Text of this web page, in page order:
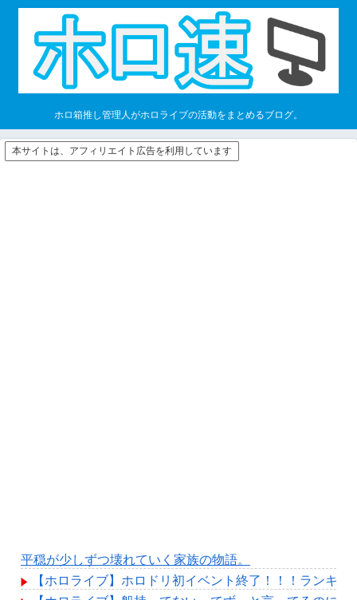
ホロ箱推し管理人がホロライブの活動をまとめるブログ。
本サイトは、アフィリエイト広告を利用しています
平穏が少しずつ壊れていく家族の物語。
【ホロライブ】ホロドリ初イベント終了！！！ランキ